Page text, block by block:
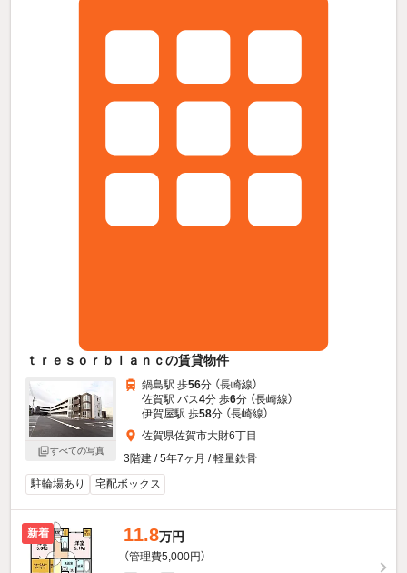
ｔｒｅｓｏｒｂｌａｎｃの賃貸物件
すべての写真
鍋島駅 歩56分 （長崎線）
佐賀駅 バス4分 歩6分 （長崎線）
伊賀屋駅 歩58分 （長崎線）
佐賀県佐賀市大財6丁目
3階建 / 5年7ヶ月 / 軽量鉄骨
駐輪場あり
宅配ボックス
新着 11.8万円
（管理費5,000円）